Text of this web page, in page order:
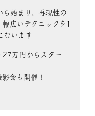
ら始まり、再現性の
広いテクニックを1
ないます
27万円からスター
会も開催！